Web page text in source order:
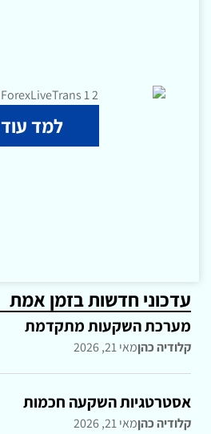
למד עוד
עדכוני חדשות בזמן אמת
מערכת השקעות מתקדמת
קלודיה כהןמאי 21, 2026
אסטרטגיות השקעה חכמות
קלודיה כהןמאי 21, 2026